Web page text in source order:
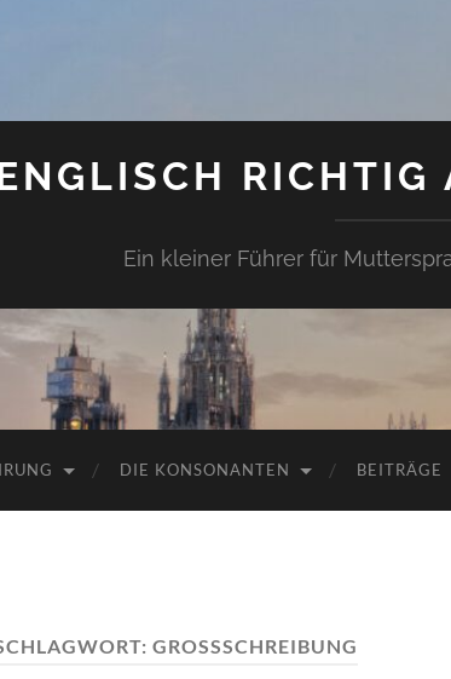
RICHTIG
Ein kleiner Führer für
DIE KONSONANTEN BEITRÄGE
GROSSSCHREIBUNG